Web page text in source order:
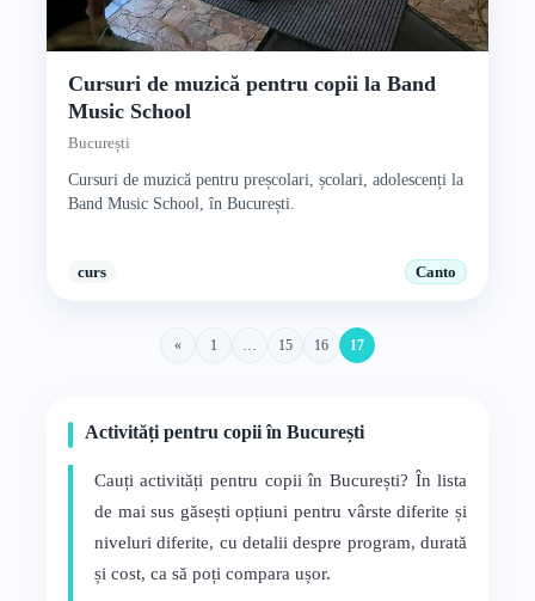
Cursuri de muzică pentru copii la Band
Music School
București
Cursuri de muzică pentru preșcolari, școlari, adolescenți la
Band Music School, în București.
curs Canto
« 1 … 15 16 17
Activități pentru copii în București
Cauți activități pentru copii în București? În lista
de mai sus găsești opțiuni pentru vârste diferite și
niveluri diferite, cu detalii despre program, durată
și cost, ca să poți compara ușor.